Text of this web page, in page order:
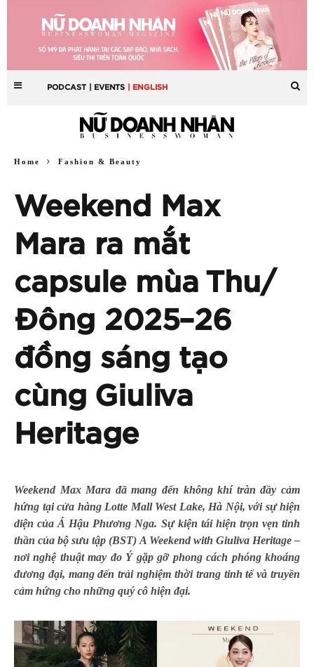
PODCAST | EVENTS | ENGLISH
Home Fashion & Beauty
Weekend Max
Mara ra mắt
capsule mùa Thu/
Đông 2025–26
đồng sáng tạo
cùng Giuliva
Heritage
Weekend Max Mara đã mang đến không khí tràn đầy cảm
hứng tại cửa hàng Lotte Mall West Lake, Hà Nội, với sự hiện
diện của Á Hậu Phương Nga. Sự kiện tái hiện trọn vẹn tinh
thần của bộ sưu tập (BST) A Weekend with Giuliva Heritage –
nơi nghệ thuật may đo Ý gặp gỡ phong cách phóng khoáng
đương đại, mang đến trải nghiệm thời trang tinh tế và truyền
cảm hứng cho những quý cô hiện đại.